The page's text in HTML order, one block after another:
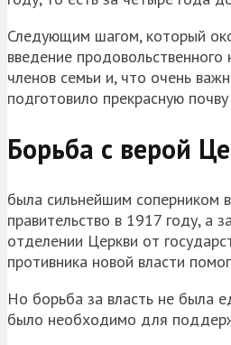
Следующим шагом, который
введение
членов семьи и, что очень
подготовило прекрасную
Борьба с верой
была сильнейшим соперником
правительство в 1917 году, а
отделении Церкви от
противника новой власти
Но борьба за власть не была
было необходимо для